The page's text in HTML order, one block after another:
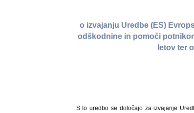
o izvajanju Uredbe (ES)
odškodnine in pomoči
letov ter
S to uredbo se določajo za izvajanje